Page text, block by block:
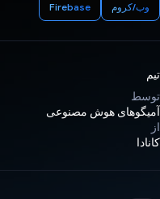
وب/کروم Firebase
تیم
توسط
آمیگوهای هوش مصنوعی
از
کانادا